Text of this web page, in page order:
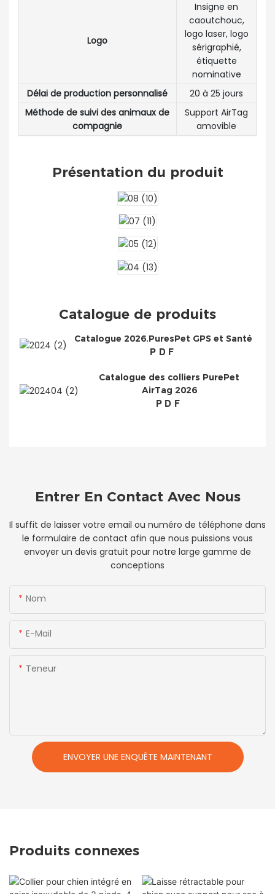
Logo
Insigne en
caoutchouc,
logo laser, logo
sérigraphié,
étiquette
nominative
Délai de production personnalisé
20 à 25 jours
Méthode de suivi des animaux de
compagnie
Support AirTag
amovible
Présentation du produit
Catalogue de produits
Catalogue 2026.PuresPet GPS et Santé
PDF
Catalogue des colliers PurePet
AirTag 2026
PDF
Entrer En Contact Avec Nous
Il suffit de laisser votre email ou numéro de téléphone dans
le formulaire de contact afin que nous puissions vous
envoyer un devis gratuit pour notre large gamme de
conceptions
Nom
E-Mail
Teneur
ENVOYER UNE ENQUÊTE MAINTENANT
Produits connexes